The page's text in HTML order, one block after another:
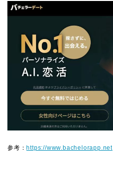
参考：https://www.bachelorapp.net